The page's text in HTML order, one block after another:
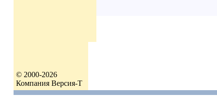
© 2000-2026
Компания Версия-Т